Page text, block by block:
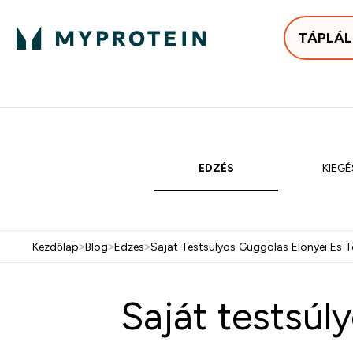
EDZÉS
Kezdőlap>Blog>Edzes>Sajat Testsulyos Guggolas Elonyei Es
Saját